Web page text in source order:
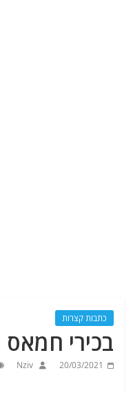
כתבות קצרות
בכירי חמאס
20/03/2021
Nziv